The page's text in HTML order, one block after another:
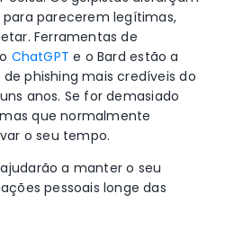
parecerem legítimas,
Ferramentas de
ChatGPT e o Bard estão a
phishing mais credíveis do
anos. Se for demasiado
que normalmente
o seu tempo.
a manter o seu
pessoais longe das